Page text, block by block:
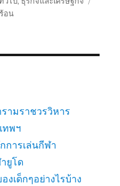
อน
ามราชวรวิหาร
ทพฯ
การเล่นกีฬา
ยูโด
เด็กๆอย่างไรบ้าง